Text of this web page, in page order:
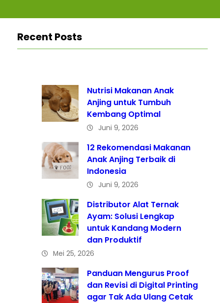
Recent Posts
Nutrisi Makanan Anak
Anjing untuk Tumbuh
Kembang Optimal
Juni 9, 2026
12 Rekomendasi Makanan
Anak Anjing Terbaik di
Indonesia
Juni 9, 2026
Distributor Alat Ternak
Ayam: Solusi Lengkap
untuk Kandang Modern
dan Produktif
Mei 25, 2026
Panduan Mengurus Proof
dan Revisi di Digital Printing
agar Tak Ada Ulang Cetak